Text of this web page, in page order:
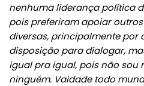
nenhuma liderança política
pois preferiram apoiar
diversas, principalmente por
disposição para dialogar,
igual pra igual, pois não sou
ninguém. Vaidade todo